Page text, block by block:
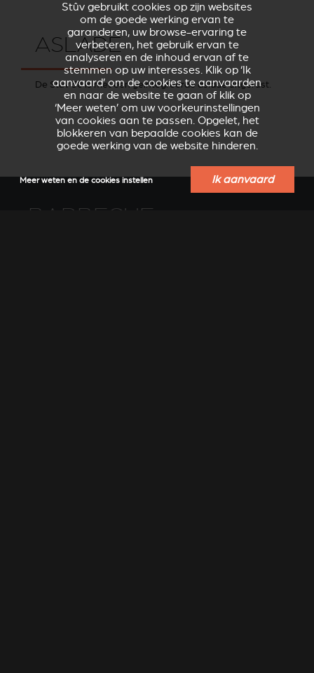
ASLADE
De Stûv 30 is met een geïntegreerde aslade uitgerust.
BARBECUE
Stûv gebruikt cookies op zijn websites
om de goede werking ervan te
garanderen, uw browse-ervaring te
verbeteren, het gebruik ervan te
analyseren en de inhoud ervan af te
stemmen op uw interesses. Klik op ‘Ik
aanvaard’ om de cookies te aanvaarden
en naar de website te gaan of klik op
‘Meer weten’ om uw voorkeurinstellingen
van cookies aan te passen. Opgelet, het
blokkeren van bepaalde cookies kan de
goede werking van de website hinderen.
Meer weten en de cookies instellen Ik aanvaard